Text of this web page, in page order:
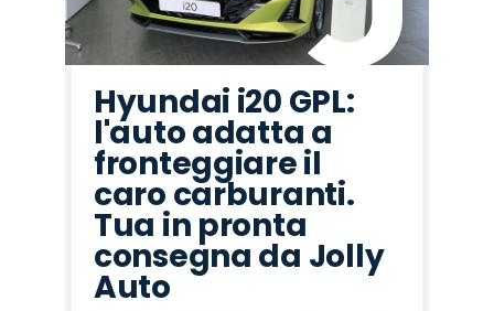
Hyundai i20 GPL:
l'auto adatta a
fronteggiare il
caro carburanti.
Tua in pronta
consegna da Jolly
Auto